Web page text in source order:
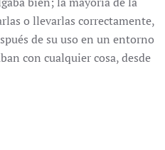
o llevarlas correctamente,
de su uso en un entorno
con cualquier cosa, desde